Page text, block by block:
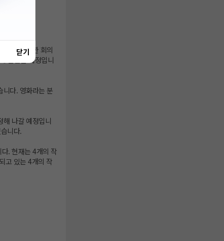
영화 관련한 회의
출품할 예정입니
니다. 영화라는 분
해 나갈 예정입니
니다.
. 현재는 4개의 작
고 있는 4개의 작
닫기